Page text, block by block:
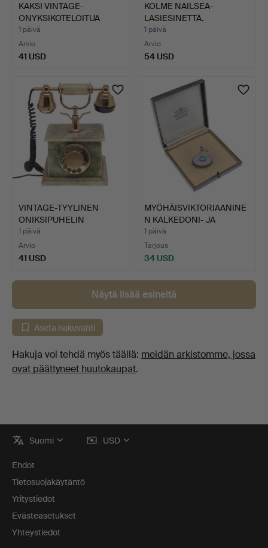
KAKSI VINTAGE-
ONYKSIKOTELOITUA
KVARTSI-TAK…
1 päivä
Arvio
41 USD
KOLME NAILSEA-
LASIESINETTÄ.
1 päivä
Arvio
54 USD
VINTAGE-TYYLINEN
ONIKSIPUHELIN
VALITSINKIE…
1 päivä
Arvio
41 USD
MYÖHÄISVIKTORIAANINE
N KALKEDONI- JA
TURKOO…
1 päivä
Tarjous
34 USD
Näytä lisää esineitä
Aseta hakuvahti
Hakuja voi tehdä myös täällä: meidän arkistomme, jossa
ovat päättyneet huutokaupat.
Alatunnistenavigaatio
Suomi USD
Ehdot
Tietosuojakäytäntö
Yritystiedot
Evästeasetukset
Yhteystiedot